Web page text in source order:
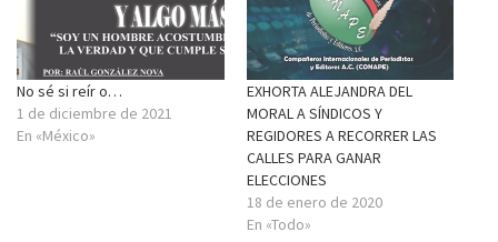
No sé si reír o…
1 de diciembre de 2021
En «México»
EXHORTA ALEJANDRA DEL
MORAL A SÍNDICOS Y
REGIDORES A RECORRER LAS
CALLES PARA GANAR
ELECCIONES
18 de enero de 2020
En «Todo»